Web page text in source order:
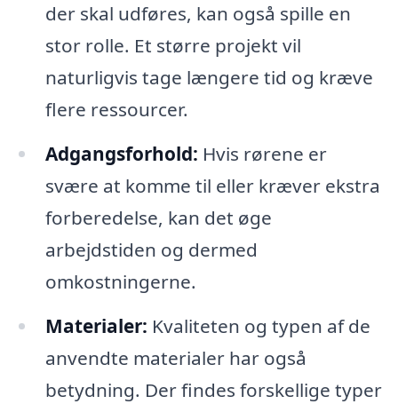
der skal udføres, kan også spille en
stor rolle. Et større projekt vil
naturligvis tage længere tid og kræve
flere ressourcer.
Adgangsforhold: Hvis rørene er
svære at komme til eller kræver ekstra
forberedelse, kan det øge
arbejdstiden og dermed
omkostningerne.
Materialer: Kvaliteten og typen af de
anvendte materialer har også
betydning. Der findes forskellige typer